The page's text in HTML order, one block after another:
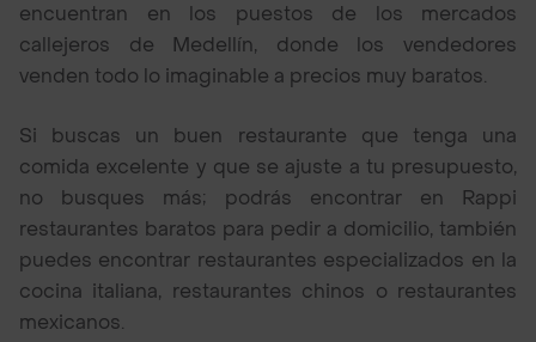
encuentran en los puestos de los mercados
callejeros de Medellín, donde los vendedores
venden todo lo imaginable a precios muy baratos.
Si buscas un buen restaurante que tenga una
comida excelente y que se ajuste a tu presupuesto,
no busques más; podrás encontrar en Rappi
restaurantes baratos para pedir a domicilio, también
puedes encontrar restaurantes especializados en la
cocina italiana, restaurantes chinos o restaurantes
mexicanos.